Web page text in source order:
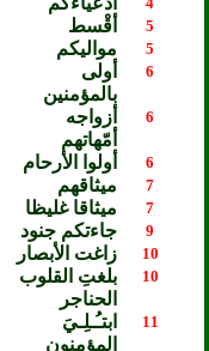
5 أقْسط
5 مواليكم
6
أولى
بالمؤمنين
6
أزواجه
أمّهاتهم
6 أولوا الأرحام
7 ميثاقهم
7 ميثاقا غليظا
9 جاءتكم جنود
10 زاغت الأبصار
10
بلغتِ القلوب
الحناجر
11
ابتـُـلِـيَ
المؤمنون